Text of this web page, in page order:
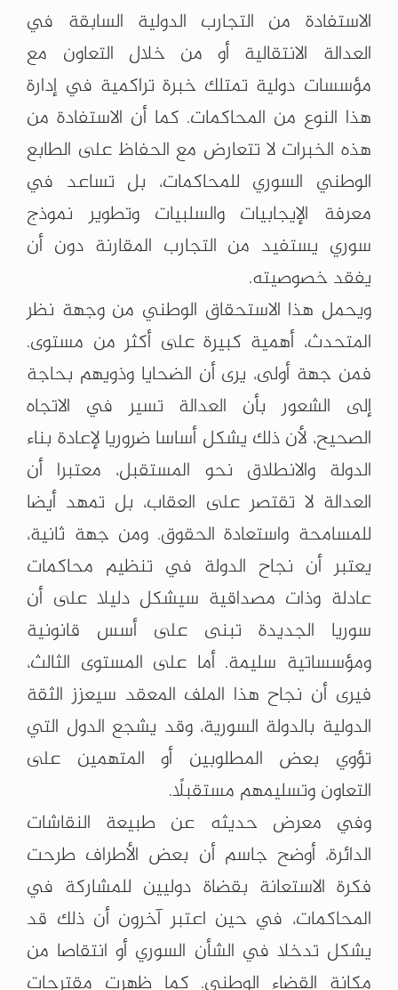
الاستفادة من التجارب الدولية السابقة في
العدالة الانتقالية أو من خلال التعاون مع
مؤسسات دولية تمتلك خبرة تراكمية في إدارة
هذا النوع من المحاكمات. كما أن الاستفادة من
هذه الخبرات لا تتعارض مع الحفاظ على الطابع
الوطني السوري للمحاكمات، بل تساعد في
معرفة الإيجابيات والسلبيات وتطوير نموذج
سوري يستفيد من التجارب المقارنة دون أن
يفقد خصوصيته.
ويحمل هذا الاستحقاق الوطني من وجهة نظر
المتحدث، أهمية كبيرة على أكثر من مستوى.
فمن جهة أولى، يرى أن الضحايا وذويهم بحاجة
إلى الشعور بأن العدالة تسير في الاتجاه
الصحيح، لأن ذلك يشكل أساسا ضروريا لإعادة بناء
الدولة والانطلاق نحو المستقبل، معتبرا أن
العدالة لا تقتصر على العقاب، بل تمهد أيضا
للمسامحة واستعادة الحقوق. ومن جهة ثانية،
يعتبر أن نجاح الدولة في تنظيم محاكمات
عادلة وذات مصداقية سيشكل دليلا على أن
سوريا الجديدة تبنى على أسس قانونية
ومؤسساتية سليمة. أما على المستوى الثالث،
فيرى أن نجاح هذا الملف المعقد سيعزز الثقة
الدولية بالدولة السورية، وقد يشجع الدول التي
تؤوي بعض المطلوبين أو المتهمين على
التعاون وتسليمهم مستقبلًا.
وفي معرض حديثه عن طبيعة النقاشات
الدائرة، أوضح جاسم أن بعض الأطراف طرحت
فكرة الاستعانة بقضاة دوليين للمشاركة في
المحاكمات، في حين اعتبر آخرون أن ذلك قد
يشكل تدخلا في الشأن السوري أو انتقاصا من